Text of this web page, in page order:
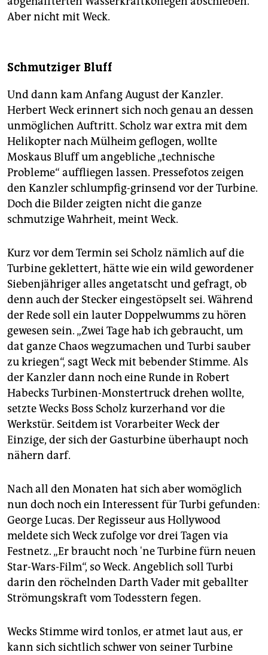
Aber nicht mit Weck.
Schmutziger Bluff
Und dann kam Anfang August der Kanzler.
Herbert Weck erinnert sich noch genau an dessen
unmöglichen Auftritt. Scholz war extra mit dem
Helikopter nach Mülheim geflogen, wollte
Moskaus Bluff um angebliche „technische
Probleme“ auffliegen lassen. Pressefotos zeigen
den Kanzler schlumpfig-grinsend vor der Turbine.
Doch die Bilder zeigten nicht die ganze
schmutzige Wahrheit, meint Weck.
Kurz vor dem Termin sei Scholz nämlich auf die
Turbine geklettert, hätte wie ein wild gewordener
Siebenjähriger alles angetatscht und gefragt, ob
denn auch der Stecker eingestöpselt sei. Während
der Rede soll ein lauter Doppelwumms zu hören
gewesen sein. „Zwei Tage hab ich gebraucht, um
dat ganze Chaos wegzumachen und Turbi sauber
zu kriegen“, sagt Weck mit bebender Stimme. Als
der Kanzler dann noch eine Runde in Robert
Habecks Turbinen-Monstertruck drehen wollte,
setzte Wecks Boss Scholz kurzerhand vor die
Werkstür. Seitdem ist Vorarbeiter Weck der
Einzige, der sich der Gasturbine überhaupt noch
nähern darf.
Nach all den Monaten hat sich aber womöglich
nun doch noch ein Interessent für Turbi gefunden:
George Lucas. Der Regisseur aus Hollywood
meldete sich Weck zufolge vor drei Tagen via
Festnetz. „Er braucht noch 'ne Turbine fürn neuen
Star-Wars-Film“, so Weck. Angeblich soll Turbi
darin den röchelnden Darth Vader mit geballter
Strömungskraft vom Todesstern fegen.
Wecks Stimme wird tonlos, er atmet laut aus, er
kann sich sichtlich schwer von seiner Turbine